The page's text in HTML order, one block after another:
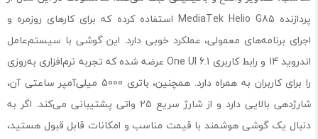
پردازنده MediaTek Helio G85 استفاده کرده که برای کارهای روزمره و
اجرای برنامه‌های معمولی، عملکرد خوبی دارد. این گوشی با سیستم‌عامل
اندروید 14 و رابط کاربری One UI 6.1 عرضه شده که تجربه نرم‌افزاری به‌روزی
را برای کاربران به همراه دارد. همچنین، باتری 5000 میلی‌آمپر ساعتی آن،
شارژدهی بالایی دارد و از شارژ سریع 25 واتی پشتیبانی می‌کند. اگر به
دنبال یک گوشی هوشمند با قیمت مناسب و امکانات قابل قبول هستید،